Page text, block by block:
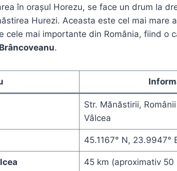
în orașul Horezu, se face un drum la
Hurezi. Aceasta este cel mai mare
cele mai importante din România, fiind o
.
Str. Mănăstirii,
Vâlcea
45.1167° N, 23.9947°
45 km (aproximativ 50